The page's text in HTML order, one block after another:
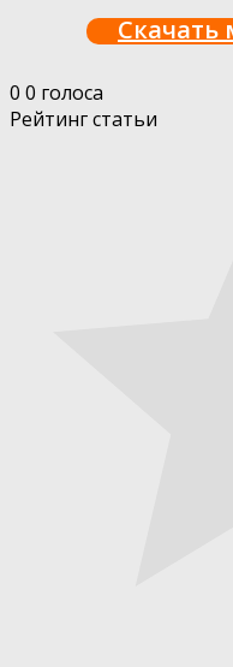
Скачать
0 0 голоса
Рейтинг статьи